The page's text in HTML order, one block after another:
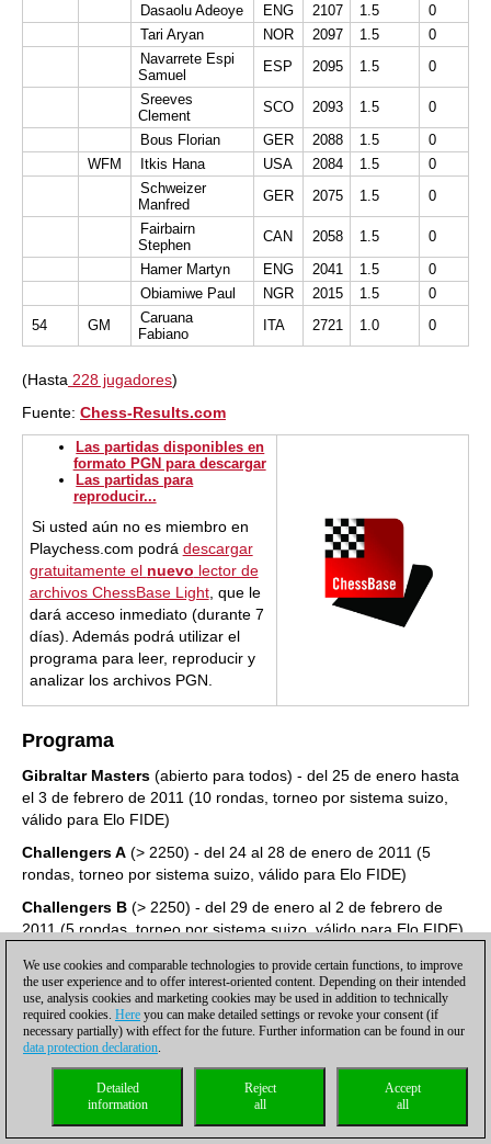
Dasaolu Adeoye
ENG 2107 1.5
0
Tari Aryan
NOR 2097 1.5
0
Navarrete Espi
Samuel
ESP 2095 1.5
0
Sreeves
Clement
SCO 2093 1.5
0
Bous Florian
GER 2088 1.5
0
WFM
Itkis Hana USA 2084 1.5
0
Schweizer
Manfred
GER 2075 1.5
0
Fairbairn
Stephen
CAN 2058 1.5
0
Hamer Martyn
ENG 2041 1.5
0
Obiamiwe Paul
NGR 2015 1.5
0
54
GM
Caruana
Fabiano
ITA 2721 1.0 0
(Hasta 228 jugadores)
Fuente: Chess-Results.com
Las partidas disponibles en
formato PGN para descargar
Las partidas para
reproducir...
Si usted aún no es miembro en
Playchess.com podrá descargar
gratuitamente el nuevo lector de
archivos ChessBase Light, que le
dará acceso inmediato (durante 7
días). Además podrá utilizar el
programa para leer, reproducir y
analizar los archivos PGN.
Programa
Gibraltar Masters (abierto para todos) - del 25 de enero hasta
el 3 de febrero de 2011 (10 rondas, torneo por sistema suizo,
válido para Elo FIDE)
Challengers A (> 2250) - del 24 al 28 de enero de 2011 (5
rondas, torneo por sistema suizo, válido para Elo FIDE)
Challengers B (> 2250) - del 29 de enero al 2 de febrero de
2011 (5 rondas, torneo por sistema suizo, válido para Elo FIDE)
Amateur A(Sub 1800) - del 24 al 28 de enero de 2011 (torneo
suizo a 5 rondas)
Amateur B(Sub 1800) - del 29 de enero al 2 de febrero de
2011 (torneo suizo a 5 rondas)
Junior Congress- los días 5 y 6 de febrero de 2011
Sitio web oficial...
We use cookies and comparable technologies to provide certain functions, to improve
the user experience and to offer interest-oriented content. Depending on their intended
use, analysis cookies and marketing cookies may be used in addition to technically
required cookies. Here you can make detailed settings or revoke your consent (if
necessary partially) with effect for the future. Further information can be found in our
data protection declaration.
Accept
all
Reject
all
Detailed
information